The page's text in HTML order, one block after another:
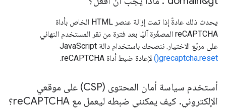
يحدث ذلك عادةً إذا تمت إزالة عنصر HTML الخاص بأداة
reCAPTCHA المصغّرة آليًا بعد فترة من نقر المستخدم النهائي
على مربّع الاختيار. ننصحك باستخدام دالة JavaScript
grecaptcha.reset()
لإعادة ضبط أداة reCAPTCHA.
أستخدم سياسة أمان المحتوى (CSP) على موقعي
الإلكتروني. كيف يمكنني ضبطه ليعمل مع re CAPTCHA؟